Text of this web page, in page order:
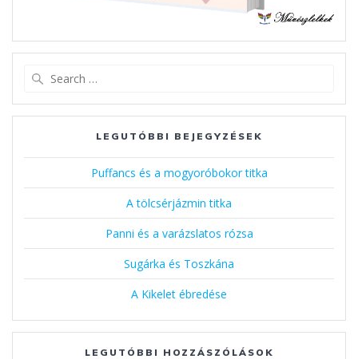
LEGUTÓBBI BEJEGYZÉSEK
Puffancs és a mogyoróbokor titka
A tölcsérjázmin titka
Panni és a varázslatos rózsa
Sugárka és Toszkána
A Kikelet ébredése
LEGUTÓBBI HOZZÁSZÓLÁSOK